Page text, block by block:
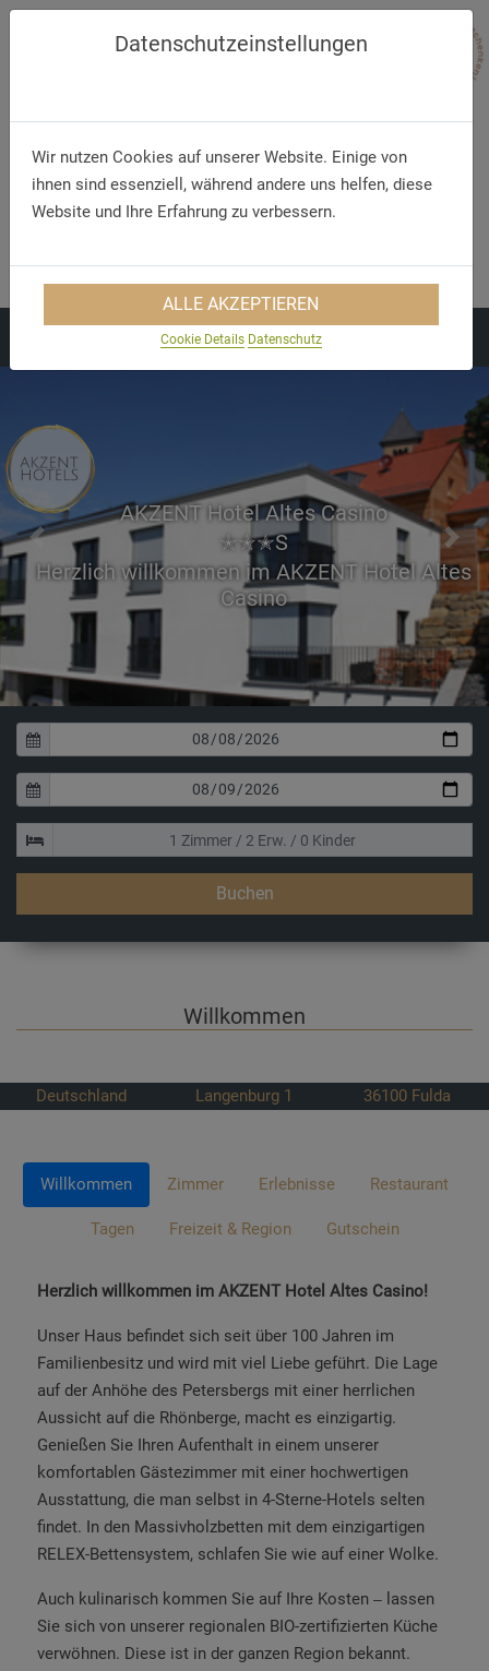
+49 (0) 661 - 96 90 70
info@akzenthotel-fulda.de
AKZENT Hotel Altes Casino
✭✭✭S
willkommen im AKZENT Hotel Altes
Casino
Previous Next
Buchen
Willkommen
Deutschland Langenburg 1 36100 Fulda
Willkommen Zimmer Erlebnisse Restaurant
Tagen Freizeit & Region Gutschein
Herzlich willkommen im AKZENT Hotel Altes Casino!
Unser Haus befindet sich seit über 100 Jahren im
Familienbesitz und wird mit viel Liebe geführt. Die Lage
auf der Anhöhe des Petersbergs mit einer herrlichen
Aussicht auf die Rhönberge, macht es einzigartig.
Genießen Sie Ihren Aufenthalt in einem unserer
komfortablen Gästezimmer mit einer hochwertigen
Ausstattung, die man selbst in 4-Sterne-Hotels selten
findet. In den Massivholzbetten mit dem einzigartigen
RELEX-Bettensystem, schlafen Sie wie auf einer Wolke.
Auch kulinarisch kommen Sie auf Ihre Kosten – lassen
Sie sich von unserer regionalen BIO-zertifizierten Küche
verwöhnen. Diese ist in der ganzen Region bekannt.
Datenschutzeinstellungen
Wir nutzen Cookies auf unserer Website. Einige von
ihnen sind essenziell, während andere uns helfen, diese
Website und Ihre Erfahrung zu verbessern.
ALLE AKZEPTIEREN
Cookie Details Datenschutz